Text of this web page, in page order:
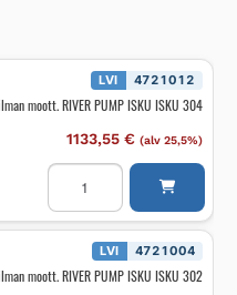
LVI 4721012
moott. RIVER PUMP ISKU ISKU 304
1133,55 € (alv 25,5%)
Vesirengaspumppu
ilman
RIVER
PUMP
304
LVI 4721004
moott. RIVER PUMP ISKU ISKU 302